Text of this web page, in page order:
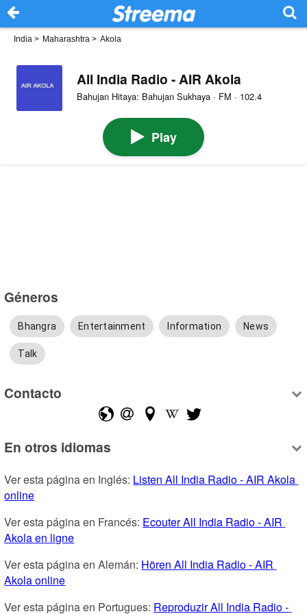
India > Maharashtra > Akola
All India Radio - AIR Akola
Bahujan Hitaya: Bahujan Sukhaya · FM · 102.4
Play
Géneros
Bhangra Entertainment Information News
Talk
Contacto
En otros idiomas
Ver esta página en Inglés: Listen All India Radio - AIR Akola
online
Ver esta página en Francés: Ecouter All India Radio - AIR
Akola en ligne
Ver esta página en Alemán: Hören All India Radio - AIR
Akola online
Ver esta página en Portugues: Reproduzir All India Radio -